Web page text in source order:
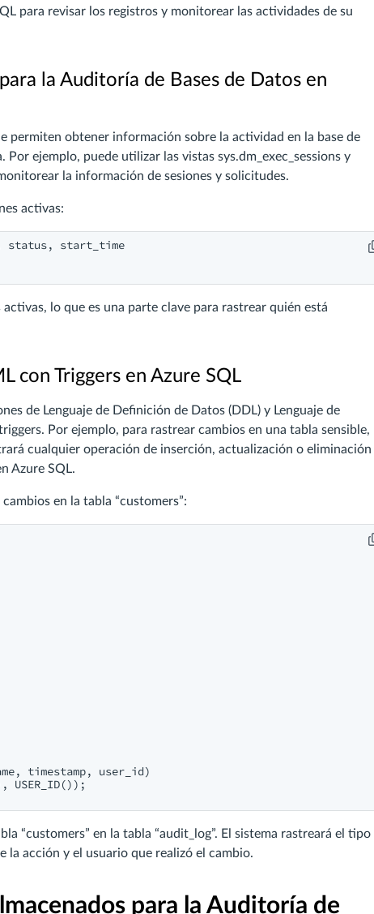
para revisar los registros y monitorear las actividades de su
la Auditoría de Bases de Datos en
permiten obtener información sobre la actividad en la base de
ejemplo, puede utilizar las vistas sys.dm_exec_sessions y
la información de sesiones y solicitudes.
activas:
status, start_time
lo que es una parte clave para rastrear quién está
con Triggers en Azure SQL
de Lenguaje de Definición de Datos (DDL) y Lenguaje de
Por ejemplo, para rastrear cambios en una tabla sensible,
cualquier operación de inserción, actualización o eliminación
Azure SQL.
en la tabla “customers”:
timestamp, user_id)
USER_ID());
“customers” en la tabla “audit_log”. El sistema rastreará el tipo
la acción y el usuario que realizó el cambio.
para la Auditoría de